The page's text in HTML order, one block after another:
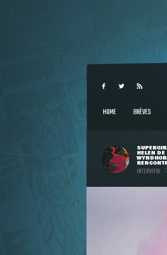
HOME BRÈVES
HELEN DE
INTERVIEW